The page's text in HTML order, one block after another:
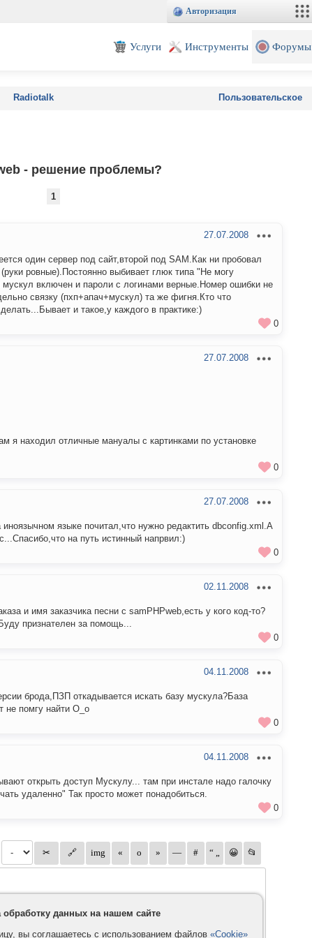
Авторизация
Услуги Инструменты Форумы
Radiotalk Пользовательское
- решение проблемы?
1
27.07.2008
один сервер под сайт,второй под SAM.Как ни пробовал
ровные).Постоянно выбивает глюк типа "Не могу
включен и пароли с логинами верные.Номер ошибки не
связку (пхп+апач+мускул) та же фигня.Кто что
и такое,у каждого в практике:)
0
27.07.2008
я находил отличные мануалы с картинками по установке
0
27.07.2008
иноязычном языке почитал,что нужно редактить dbconfig.xml.А
на путь истинный напрвил:)
0
02.11.2008
и имя заказчика песни с samPHPweb,есть у кого код-то?
признателен за помощь...
0
04.11.2008
брода,ПЗП откадывается искать базу мускула?База
не помгу найти О_о
0
04.11.2008
открыть доступ Мускулу... там при инстале надо галочку
удаленно" Так просто может понадобиться.
0
обработку данных на нашем сайте
вы соглашаетесь с использованием файлов «Cookie»